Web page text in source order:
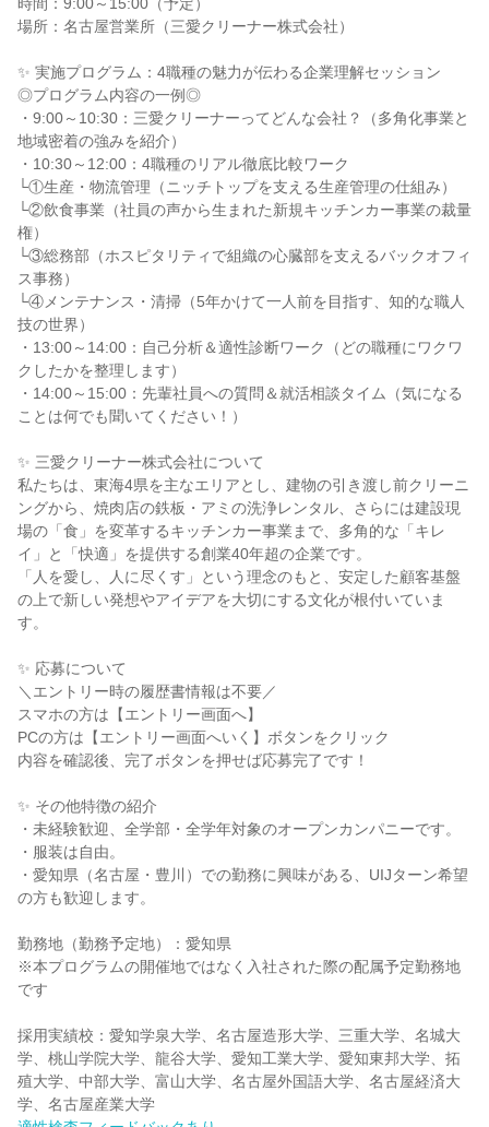
場所：名古屋営業所（三愛クリーナー株式会社）
✨ 実施プログラム：4職種の魅力が伝わる企業理解セッション
◎プログラム内容の一例◎
・9:00～10:30：三愛クリーナーってどんな会社？（多角化事業と
地域密着の強みを紹介）
・10:30～12:00：4職種のリアル徹底比較ワーク
└①生産・物流管理（ニッチトップを支える生産管理の仕組み）
└②飲食事業（社員の声から生まれた新規キッチンカー事業の裁量
権）
└③総務部（ホスピタリティで組織の心臓部を支えるバックオフィ
ス事務）
└④メンテナンス・清掃（5年かけて一人前を目指す、知的な職人
技の世界）
・13:00～14:00：自己分析＆適性診断ワーク（どの職種にワクワ
クしたかを整理します）
・14:00～15:00：先輩社員への質問＆就活相談タイム（気になる
ことは何でも聞いてください！）
✨ 三愛クリーナー株式会社について
私たちは、東海4県を主なエリアとし、建物の引き渡し前クリーニ
ングから、焼肉店の鉄板・アミの洗浄レンタル、さらには建設現
場の「食」を変革するキッチンカー事業まで、多角的な「キレ
イ」と「快適」を提供する創業40年超の企業です。
「人を愛し、人に尽くす」という理念のもと、安定した顧客基盤
の上で新しい発想やアイデアを大切にする文化が根付いていま
す。
✨ 応募について
＼エントリー時の履歴書情報は不要／
スマホの方は【エントリー画面へ】
PCの方は【エントリー画面へいく】ボタンをクリック
内容を確認後、完了ボタンを押せば応募完了です！
✨ その他特徴の紹介
・未経験歓迎、全学部・全学年対象のオープンカンパニーです。
・服装は自由。
・愛知県（名古屋・豊川）での勤務に興味がある、UIJターン希望
の方も歓迎します。
勤務地（勤務予定地）：愛知県
※本プログラムの開催地ではなく入社された際の配属予定勤務地
です
採用実績校：愛知学泉大学、名古屋造形大学、三重大学、名城大
学、桃山学院大学、龍谷大学、愛知工業大学、愛知東邦大学、拓
殖大学、中部大学、富山大学、名古屋外国語大学、名古屋経済大
学、名古屋産業大学